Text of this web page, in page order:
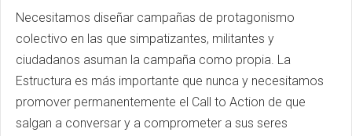
Necesitamos diseñar campañas de protagonismo
colectivo en las que simpatizantes, militantes y
ciudadanos asuman la campaña como propia. La
Estructura es más importante que nunca y necesitamos
promover permanentemente el Call to Action de que
salgan a conversar y a comprometer a sus seres